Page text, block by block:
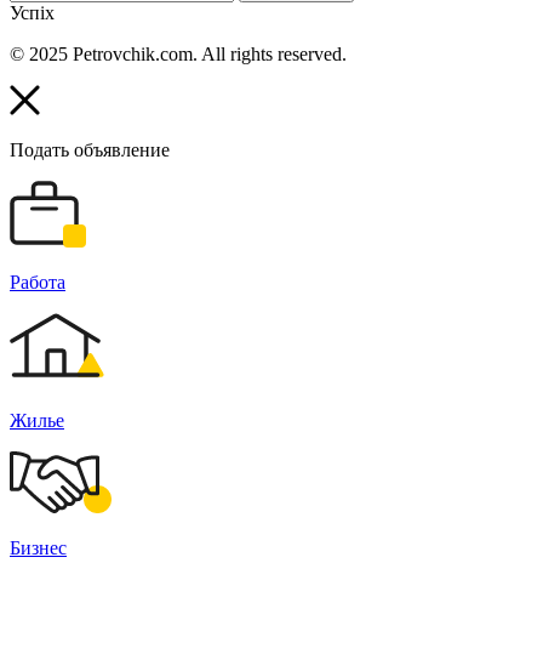
Успіх
© 2025 Petrovchik.com. All rights reserved.
Подать объявление
Работа
Жилье
Бизнес